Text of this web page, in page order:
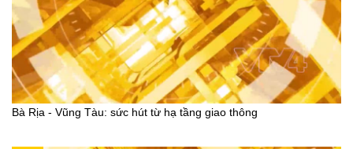
Bà Rịa - Vũng Tàu: sức hút từ hạ tầng giao thông